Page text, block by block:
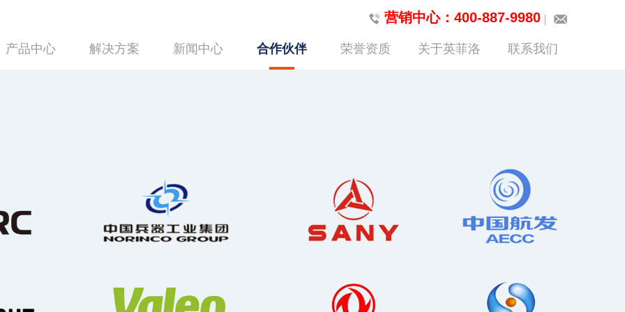
营销中心：400-887-9980
产品中心 解决方案 新闻中心 合作伙伴 荣誉资质 关于英菲洛 联系我们